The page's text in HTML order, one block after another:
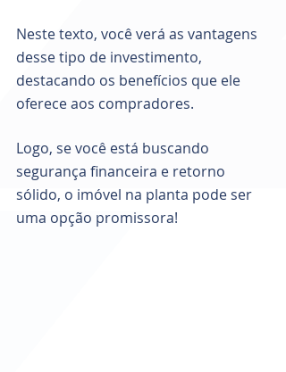
Neste texto, você verá as vantagens
desse tipo de investimento,
destacando os benefícios que ele
oferece aos compradores.
Logo, se você está buscando
segurança financeira e retorno
sólido, o imóvel na planta pode ser
uma opção promissora!